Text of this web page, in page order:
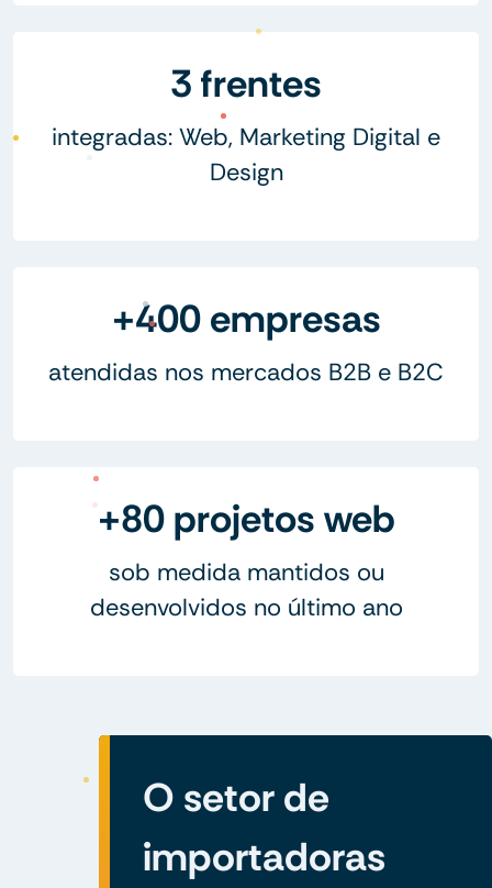
3 frentes
integradas: Web, Marketing Digital e
Design
+400 empresas
atendidas nos mercados B2B e B2C
+80 projetos web
sob medida mantidos ou
desenvolvidos no último ano
O setor de
importadoras